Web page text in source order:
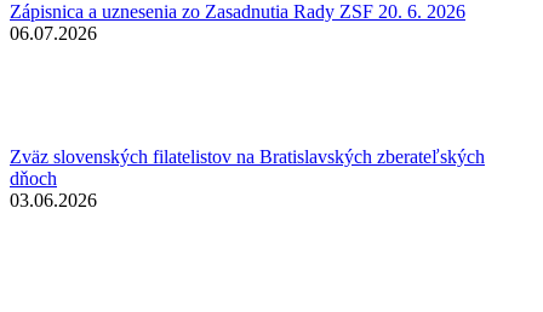
Zápisnica a uznesenia zo Zasadnutia Rady ZSF 20. 6. 2026
06.07.2026
Zväz slovenských filatelistov na Bratislavských zberateľských
dňoch
03.06.2026